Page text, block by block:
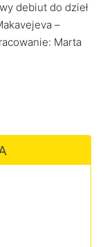
debiut do dzieł
–
Marta